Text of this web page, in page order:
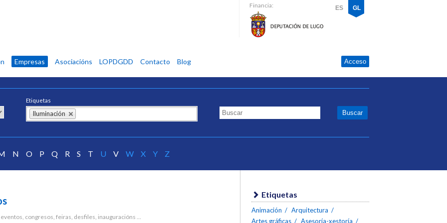
Financia: ES GL
Empresas Asociacións LOPDGDD Contacto Blog Acceso
Etiquetas
Iluminación
N O P Q R S T U V W X Y Z
congresos, feiras, desfiles, inauguracións ...
Etiquetas
Animación
Arquitectura
Artes gráficas
Asesoría-xestoría